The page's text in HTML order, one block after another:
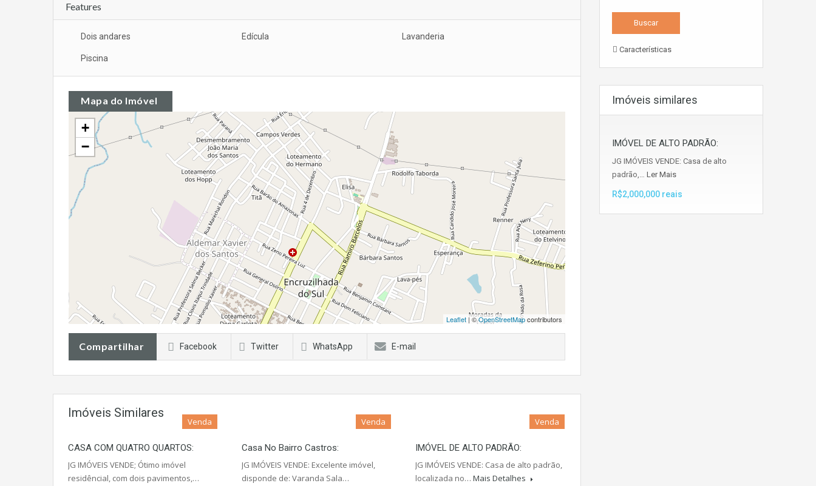
Features
Dois andares Edícula Lavanderia
Piscina
Mapa do Imóvel
+
−
Leaflet | ©OpenStreetMapcontributors
Compartilhar Facebook Twitter WhatsApp E-mail
Imóveis Similares
Venda
CASA COM QUATRO QUARTOS:
JG IMÓVEIS VENDE; Ótimo imóvel
residêncial, com dois pavimentos,…
Venda
Casa No Bairro Castros:
JG IMÓVEIS VENDE: Excelente imóvel,
disponde de: Varanda Sala…
Venda
IMÓVEL DE ALTO PADRÃO:
JG IMÓVEIS VENDE: Casa de alto padrão,
localizada no… Mais Detalhes
Características
Imóveis similares
IMÓVEL DE ALTO PADRÃO:
JG IMÓVEIS VENDE: Casa de alto
padrão,… Ler Mais
R$2,000,000 reais